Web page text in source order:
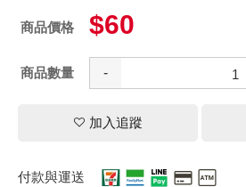
商品價格 $60
商品數量 -
加入追蹤
付款與運送